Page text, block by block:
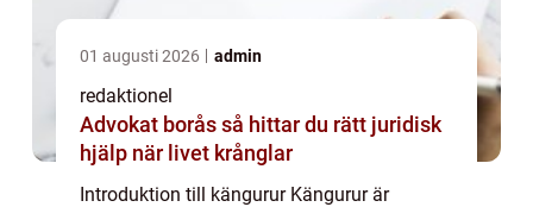
01 augusti 2026 admin
redaktionel
Advokat borås så hittar du rätt juridisk
hjälp när livet krånglar
Introduktion till kängurur Kängurur är